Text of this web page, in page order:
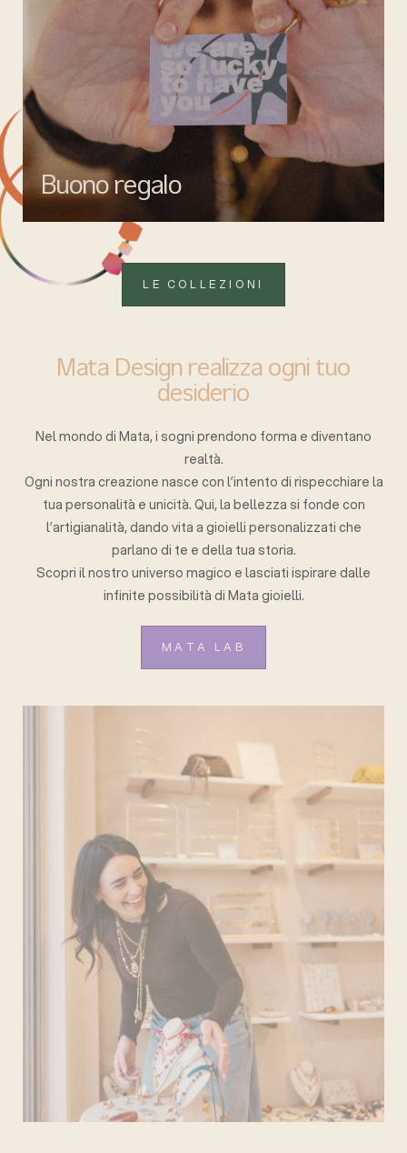
Buono regalo
Quando vuoi fare un regalo firmato Mata gioielli, ma lasciare la
libertà di scegliere ciò che più rappresenta.
LE COLLEZIONI
Mata Design realizza ogni tuo
desiderio
Nel mondo di Mata, i sogni prendono forma e diventano
realtà.
Ogni nostra creazione nasce con l’intento di rispecchiare la
tua personalità e unicità. Qui, la bellezza si fonde con
l’artigianalità, dando vita a gioielli personalizzati che
parlano di te e della tua storia.
Scopri il nostro universo magico e lasciati ispirare dalle
infinite possibilità di Mata gioielli.
MATA LAB
BARI